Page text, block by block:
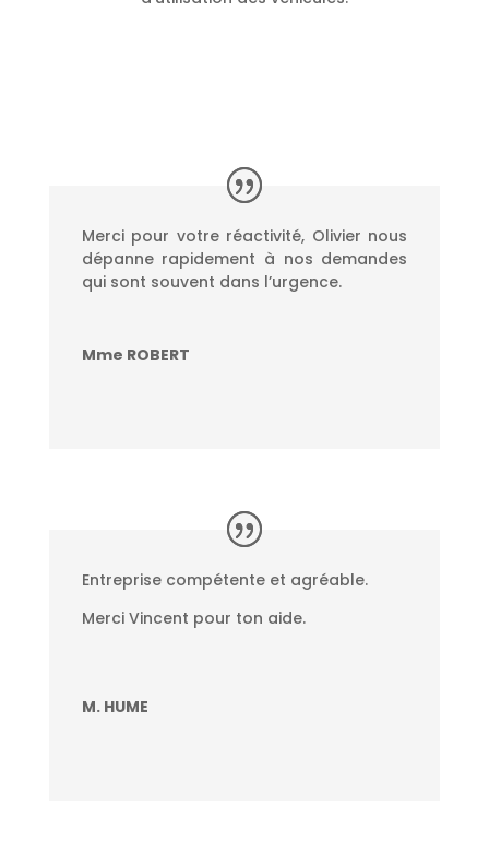
Merci pour votre réactivité, Olivier nous
dépanne rapidement à nos demandes
qui sont souvent dans l’urgence.
Mme ROBERT
Entreprise compétente et agréable.
Merci Vincent pour ton aide.
M. HUME